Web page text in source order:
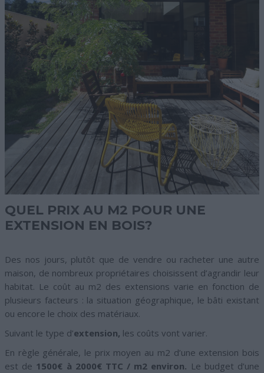
QUEL PRIX AU M2 POUR UNE
EXTENSION EN BOIS?
Des nos jours, plutôt que de vendre ou racheter une autre
maison, de nombreux propriétaires choisissent d’agrandir leur
habitat. Le coût au m2 des extensions varie en fonction de
plusieurs facteurs : la situation géographique, le bâti existant
ou encore le choix des matériaux.
Suivant le type d’extension, les coûts vont varier.
En règle générale, le prix moyen au m2 d’une extension bois
est de 1500€ à 2000€ TTC / m2 environ. Le budget d’une